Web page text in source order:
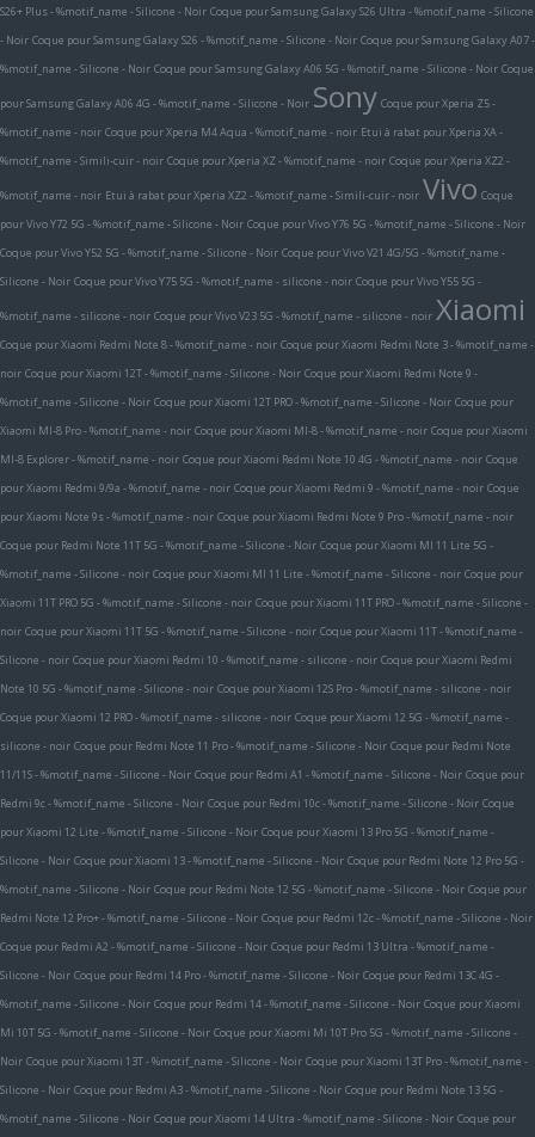
S26+ Plus - %motif_name - Silicone - Noir Coque pour Samsung Galaxy S26 Ultra - %motif_name - Silicone
- Noir Coque pour Samsung Galaxy S26 - %motif_name - Silicone - Noir Coque pour Samsung Galaxy A07 -
%motif_name - Silicone - Noir Coque pour Samsung Galaxy A06 5G - %motif_name - Silicone - Noir Coque
pour Samsung Galaxy A06 4G - %motif_name - Silicone - Noir Sony Coque pour Xperia Z5 -
%motif_name - noir Coque pour Xperia M4 Aqua - %motif_name - noir Etui à rabat pour Xperia XA -
%motif_name - Simili-cuir - noir Coque pour Xperia XZ - %motif_name - noir Coque pour Xperia XZ2 -
%motif_name - noir Etui à rabat pour Xperia XZ2 - %motif_name - Simili-cuir - noir Vivo Coque
pour Vivo Y72 5G - %motif_name - Silicone - Noir Coque pour Vivo Y76 5G - %motif_name - Silicone - Noir
Coque pour Vivo Y52 5G - %motif_name - Silicone - Noir Coque pour Vivo V21 4G/5G - %motif_name -
Silicone - Noir Coque pour Vivo Y75 5G - %motif_name - silicone - noir Coque pour Vivo Y55 5G -
%motif_name - silicone - noir Coque pour Vivo V23 5G - %motif_name - silicone - noir Xiaomi
Coque pour Xiaomi Redmi Note 8 - %motif_name - noir Coque pour Xiaomi Redmi Note 3 - %motif_name -
noir Coque pour Xiaomi 12T - %motif_name - Silicone - Noir Coque pour Xiaomi Redmi Note 9 -
%motif_name - Silicone - Noir Coque pour Xiaomi 12T PRO - %motif_name - Silicone - Noir Coque pour
Xiaomi MI-8 Pro - %motif_name - noir Coque pour Xiaomi MI-8 - %motif_name - noir Coque pour Xiaomi
MI-8 Explorer - %motif_name - noir Coque pour Xiaomi Redmi Note 10 4G - %motif_name - noir Coque
pour Xiaomi Redmi 9/9a - %motif_name - noir Coque pour Xiaomi Redmi 9 - %motif_name - noir Coque
pour Xiaomi Note 9s - %motif_name - noir Coque pour Xiaomi Redmi Note 9 Pro - %motif_name - noir
Coque pour Redmi Note 11T 5G - %motif_name - Silicone - Noir Coque pour Xiaomi MI 11 Lite 5G -
%motif_name - Silicone - noir Coque pour Xiaomi MI 11 Lite - %motif_name - Silicone - noir Coque pour
Xiaomi 11T PRO 5G - %motif_name - Silicone - noir Coque pour Xiaomi 11T PRO - %motif_name - Silicone -
noir Coque pour Xiaomi 11T 5G - %motif_name - Silicone - noir Coque pour Xiaomi 11T - %motif_name -
Silicone - noir Coque pour Xiaomi Redmi 10 - %motif_name - silicone - noir Coque pour Xiaomi Redmi
Note 10 5G - %motif_name - Silicone - noir Coque pour Xiaomi 12S Pro - %motif_name - silicone - noir
Coque pour Xiaomi 12 PRO - %motif_name - silicone - noir Coque pour Xiaomi 12 5G - %motif_name -
silicone - noir Coque pour Redmi Note 11 Pro - %motif_name - Silicone - Noir Coque pour Redmi Note
11/11S - %motif_name - Silicone - Noir Coque pour Redmi A1 - %motif_name - Silicone - Noir Coque pour
Redmi 9c - %motif_name - Silicone - Noir Coque pour Redmi 10c - %motif_name - Silicone - Noir Coque
pour Xiaomi 12 Lite - %motif_name - Silicone - Noir Coque pour Xiaomi 13 Pro 5G - %motif_name -
Silicone - Noir Coque pour Xiaomi 13 - %motif_name - Silicone - Noir Coque pour Redmi Note 12 Pro 5G -
%motif_name - Silicone - Noir Coque pour Redmi Note 12 5G - %motif_name - Silicone - Noir Coque pour
Redmi Note 12 Pro+ - %motif_name - Silicone - Noir Coque pour Redmi 12c - %motif_name - Silicone - Noir
Coque pour Redmi A2 - %motif_name - Silicone - Noir Coque pour Redmi 13 Ultra - %motif_name -
Silicone - Noir Coque pour Redmi 14 Pro - %motif_name - Silicone - Noir Coque pour Redmi 13C 4G -
%motif_name - Silicone - Noir Coque pour Redmi 14 - %motif_name - Silicone - Noir Coque pour Xiaomi
Mi 10T 5G - %motif_name - Silicone - Noir Coque pour Xiaomi Mi 10T Pro 5G - %motif_name - Silicone -
Noir Coque pour Xiaomi 13T - %motif_name - Silicone - Noir Coque pour Xiaomi 13T Pro - %motif_name -
Silicone - Noir Coque pour Redmi A3 - %motif_name - Silicone - Noir Coque pour Redmi Note 13 5G -
%motif_name - Silicone - Noir Coque pour Xiaomi 14 Ultra - %motif_name - Silicone - Noir Coque pour